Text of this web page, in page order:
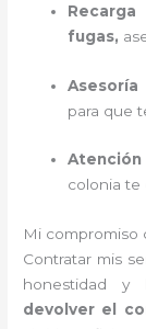
fugas,
para que
colonia te
Mi compromiso
Contratar mis
honestidad y
devolver el